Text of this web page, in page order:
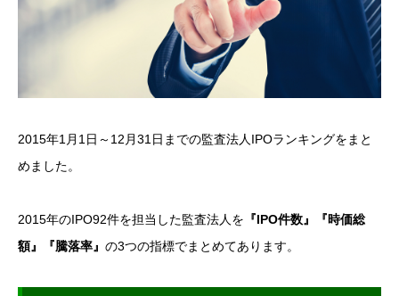
2015年1月1日～12月31日までの監査法人IPOランキングをまと
めました。
2015年のIPO92件を担当した監査法人を 『IPO件数』『時価総
額』『騰落率』 の3つの指標でまとめてあります。